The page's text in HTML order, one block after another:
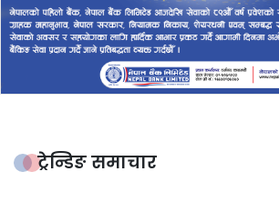
ट्रेन्डिङ समाचार